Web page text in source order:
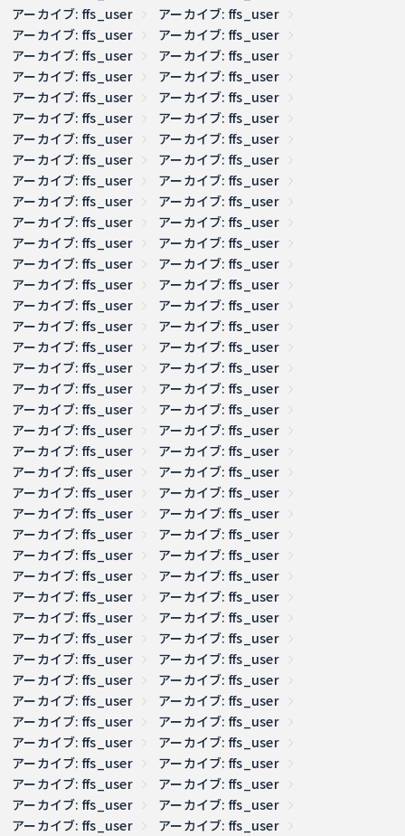
アーカイブ: ffs_user
アーカイブ: ffs_user
アーカイブ: ffs_user
アーカイブ: ffs_user
アーカイブ: ffs_user
アーカイブ: ffs_user
アーカイブ: ffs_user
アーカイブ: ffs_user
アーカイブ: ffs_user
アーカイブ: ffs_user
アーカイブ: ffs_user
アーカイブ: ffs_user
アーカイブ: ffs_user
アーカイブ: ffs_user
アーカイブ: ffs_user
アーカイブ: ffs_user
アーカイブ: ffs_user
アーカイブ: ffs_user
アーカイブ: ffs_user
アーカイブ: ffs_user
アーカイブ: ffs_user
アーカイブ: ffs_user
アーカイブ: ffs_user
アーカイブ: ffs_user
アーカイブ: ffs_user
アーカイブ: ffs_user
アーカイブ: ffs_user
アーカイブ: ffs_user
アーカイブ: ffs_user
アーカイブ: ffs_user
アーカイブ: ffs_user
アーカイブ: ffs_user
アーカイブ: ffs_user
アーカイブ: ffs_user
アーカイブ: ffs_user
アーカイブ: ffs_user
アーカイブ: ffs_user
アーカイブ: ffs_user
アーカイブ: ffs_user
アーカイブ: ffs_user
アーカイブ: ffs_user
アーカイブ: ffs_user
アーカイブ: ffs_user
アーカイブ: ffs_user
アーカイブ: ffs_user
アーカイブ: ffs_user
アーカイブ: ffs_user
アーカイブ: ffs_user
アーカイブ: ffs_user
アーカイブ: ffs_user
アーカイブ: ffs_user
アーカイブ: ffs_user
アーカイブ: ffs_user
アーカイブ: ffs_user
アーカイブ: ffs_user
アーカイブ: ffs_user
アーカイブ: ffs_user
アーカイブ: ffs_user
アーカイブ: ffs_user
アーカイブ: ffs_user
アーカイブ: ffs_user
アーカイブ: ffs_user
アーカイブ: ffs_user
アーカイブ: ffs_user
アーカイブ: ffs_user
アーカイブ: ffs_user
アーカイブ: ffs_user
アーカイブ: ffs_user
アーカイブ: ffs_user
アーカイブ: ffs_user
アーカイブ: ffs_user
アーカイブ: ffs_user
アーカイブ: ffs_user
アーカイブ: ffs_user
アーカイブ: ffs_user
アーカイブ: ffs_user
アーカイブ: ffs_user
アーカイブ: ffs_user
アーカイブ: ffs_user
アーカイブ: ffs_user